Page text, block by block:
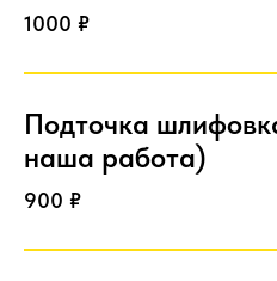
1000 ₽
Подточка
наша работа)
900 ₽